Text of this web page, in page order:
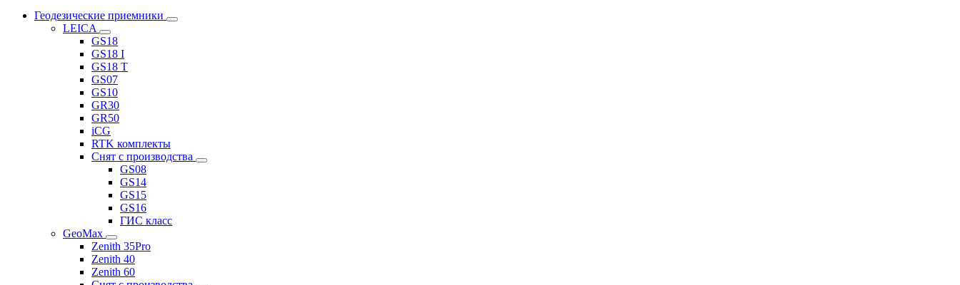
Геодезические приемники
LEICA
GS18
GS18 I
GS18 T
GS07
GS10
GR30
GR50
iCG
RTK комплекты
Снят с производства
GS08
GS14
GS15
GS16
ГИС класс
GeoMax
Zenith 35Pro
Zenith 40
Zenith 60